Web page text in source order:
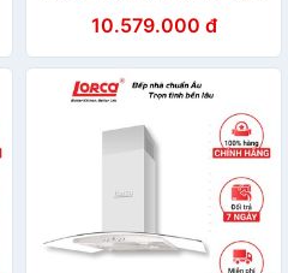
10.579.000 đ